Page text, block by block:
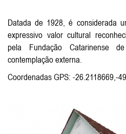
Datada de 1928, é considerada
expressivo valor cultural
pela Fundação Catarinense
contemplação externa.
Coordenadas GPS: -26.2118669,-